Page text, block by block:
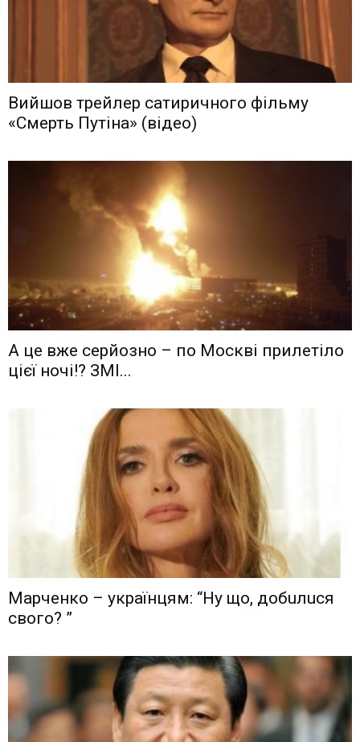
Вийшов трейлер сатиричного фільму
«Смерть Путіна» (відео)
А це вже серйозно – по Москві прилетіло
цієї ночі!? ЗМІ...
Мaрчeнкo – yкрaїнцям: “Ну що, дoбuлuся
свого? ”